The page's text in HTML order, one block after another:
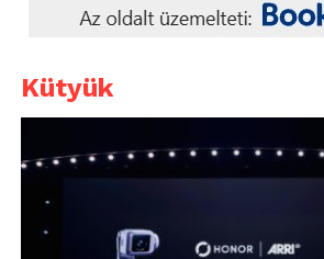
Kütyük